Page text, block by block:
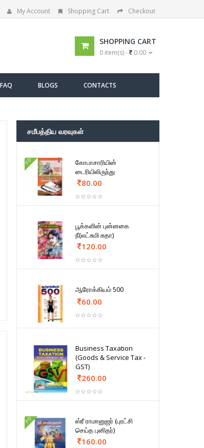
My Account Shopping Cart Checkout
SHOPPING CART
0 item(s) - 0.00
FAQ BLOGS CONTACTS
சமீபத்திய வரவுகள்
FD
கோபாசாரியின்
டைரியிலிருந்து
80.00
பூக்களின் புன்னகை
நீ(லட்சுமி சுதா)
120.00
ஆரோக்கியம் 500
60.00
Business Taxation
(Goods & Service Tax -
GST)
260.00
FD
ஸ்ரீ ராமானுஜர் (புரட்சி
செய்த புனிதர்)
160.00